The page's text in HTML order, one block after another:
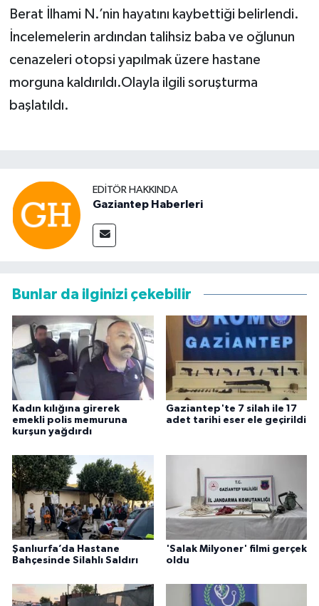
Berat İlhami N.’nin hayatını kaybettiği belirlendi.
İncelemelerin ardından talihsiz baba ve oğlunun
cenazeleri otopsi yapılmak üzere hastane
morguna kaldırıldı.Olayla ilgili soruşturma
başlatıldı.
EDITÖR HAKKINDA
Gaziantep Haberleri
Bunlar da ilginizi çekebilir
Kadın kılığına girerek
emekli polis memuruna
kurşun yağdırdı
Gaziantep'te 7 silah ile 17
adet tarihi eser ele geçirildi
Şanlıurfa’da Hastane
Bahçesinde Silahlı Saldırı
'Salak Milyoner' filmi gerçek
oldu